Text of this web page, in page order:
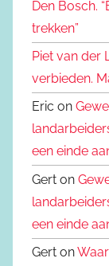
Den Bosch.
trekken”
Piet van der
verbieden.
Eric on
een einde
Gert on
een einde
Gert on